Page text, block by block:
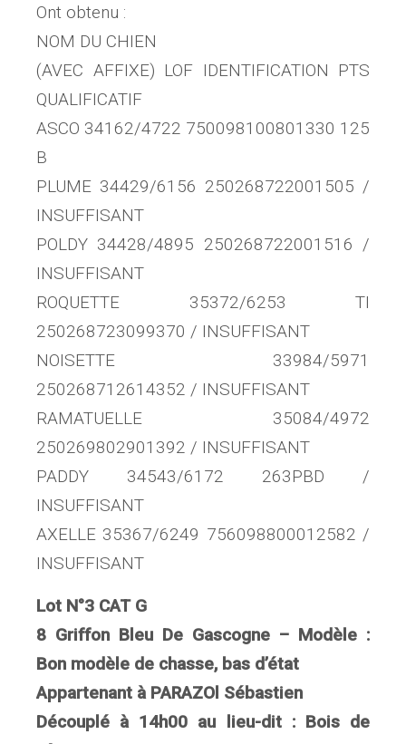
Ont obtenu :
NOM DU CHIEN
(AVEC AFFIXE) LOF IDENTIFICATION PTS
QUALIFICATIF
ASCO 34162/4722 750098100801330 125
B
PLUME 34429/6156 250268722001505 /
INSUFFISANT
POLDY 34428/4895 250268722001516 /
INSUFFISANT
ROQUETTE 35372/6253 TI
250268723099370 / INSUFFISANT
NOISETTE 33984/5971
250268712614352 / INSUFFISANT
RAMATUELLE 35084/4972
250269802901392 / INSUFFISANT
PADDY 34543/6172 263PBD /
INSUFFISANT
AXELLE 35367/6249 756098800012582 /
INSUFFISANT
Lot N°3 CAT G
8 Griffon Bleu De Gascogne – Modèle :
Bon modèle de chasse, bas d’état
Appartenant à PARAZOl Sébastien
Découplé à 14h00 au lieu-dit : Bois de